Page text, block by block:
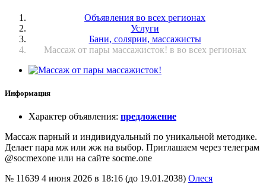
Объявления во всех регионах
Услуги
Бани, солярии, массажисты
Массаж от пары массажисток! в во всех регионах
Информация
Характер объявления: предложение
Массаж парный и индивидуальный по уникальной методике.
Делает пара мж или жж на выбор. Приглашаем через телеграм
@socmexone или на сайте socme.one
№ 11639 4 июня 2026 в 18:16 (до 19.01.2038) Олеся